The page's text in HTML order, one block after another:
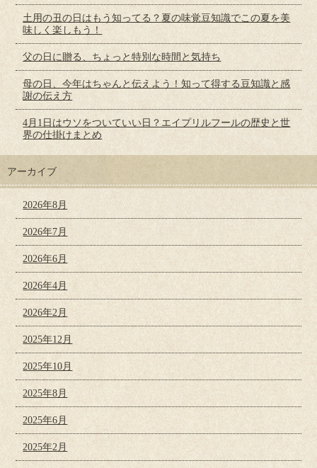
土用の丑の日はもう知ってる？夏の味覚豆知識でこの夏を美
味しく楽しもう！
父の日に贈る、ちょっと特別な時間と気持ち
母の日、今年はちゃんと伝えよう！知って得する豆知識と感
謝の伝え方
4月1日はウソをついていい日？エイプリルフールの歴史と世
界の仕掛けまとめ
アーカイブ
2026年8月
2026年7月
2026年6月
2026年4月
2026年2月
2025年12月
2025年10月
2025年8月
2025年6月
2025年2月